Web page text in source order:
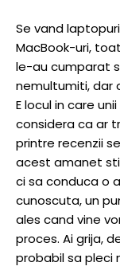
Se vand
MacBook-uri,
le-au cumparat
nemultumiti, dar
E locul in care
considera ca ar
printre recenzii
acest amanet
ci sa conduca o
cunoscuta, un
ales cand vine
proces. Ai grija,
probabil sa pleci